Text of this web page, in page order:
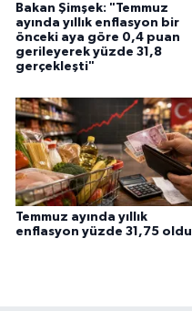
Bakan Şimşek: "Temmuz
ayında yıllık enflasyon bir
önceki aya göre 0,4 puan
gerileyerek yüzde 31,8
gerçekleşti"
Temmuz ayında yıllık
enflasyon yüzde 31,75 oldu